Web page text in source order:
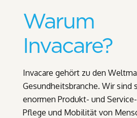
Warum
Invacare?
Invacare gehört zu den
Gesundheitsbranche. Wir sind
enormen Produkt- und
Pflege und Mobilität von